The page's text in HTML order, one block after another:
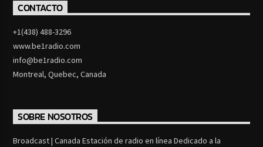
CONTACTO
+1(438) 488-3296
www.be1radio.com
info@be1radio.com
Montreal, Quebec, Canada
SOBRE NOSOTROS
Broadcast | Canada Estación de radio en línea Dedicado a la